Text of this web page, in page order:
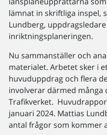
lämnat in skriftliga inspel,
Lundberg,
inriktningsplaneringen.
Nu sammanställer och
materialet. Arbetet sker i
huvuduppdrag och flera
involverar därmed många
Trafikverket.
januari 2024. Mattias
antal frågor som kommer